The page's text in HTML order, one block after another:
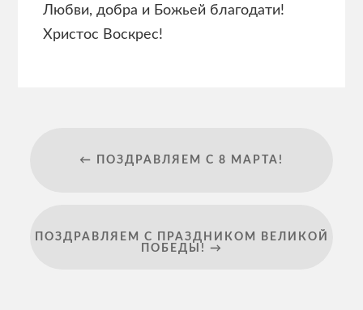
Любви, добра и Божьей благодати!
Христос Воскрес!
← ПОЗДРАВЛЯЕМ С 8 МАРТА!
ПОЗДРАВЛЯЕМ С ПРАЗДНИКОМ ВЕЛИКОЙ
ПОБЕДЫ! →